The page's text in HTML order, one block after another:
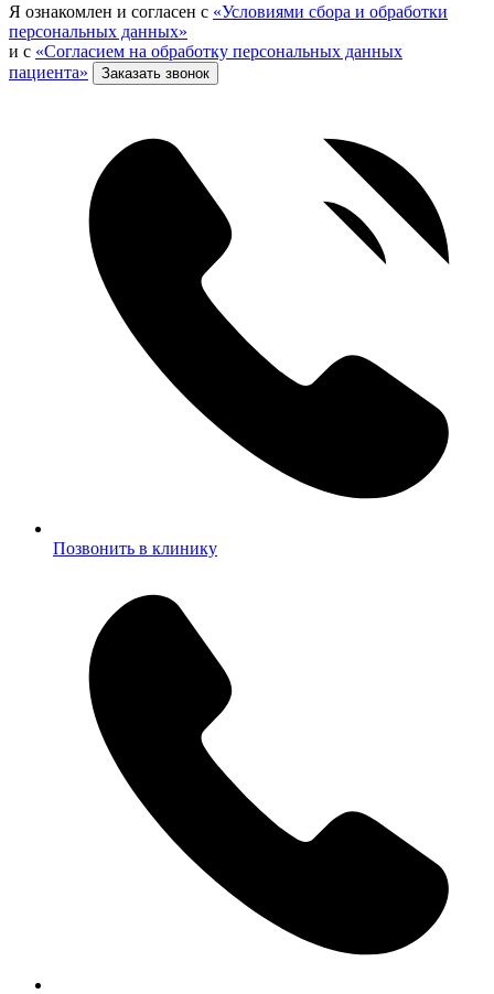
Я ознакомлен и согласен с «Условиями сбора и обработки
персональных данных»
и с «Согласием на обработку персональных данных
пациента»
Заказать звонок
Позвонить в клинику